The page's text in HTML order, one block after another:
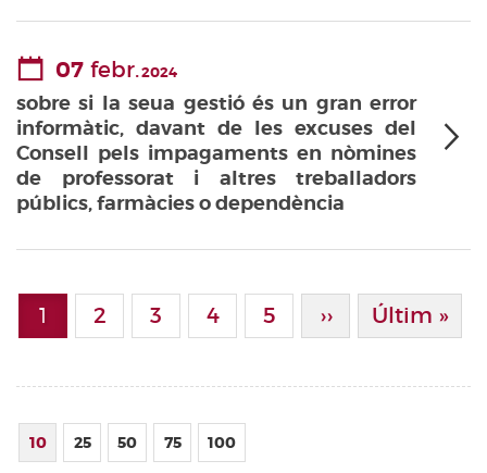
07 febr.2024
sobre si la seua gestió és un gran error
informàtic, davant de les excuses del
Consell pels impagaments en nòmines
de professorat i altres treballadors
públics, farmàcies o dependència
Paginació
Pàgina actual
1 Page
2 Page
3 Page
4 Page
5 Pàgina
›› Última
Últim »
10 25 50 75 100